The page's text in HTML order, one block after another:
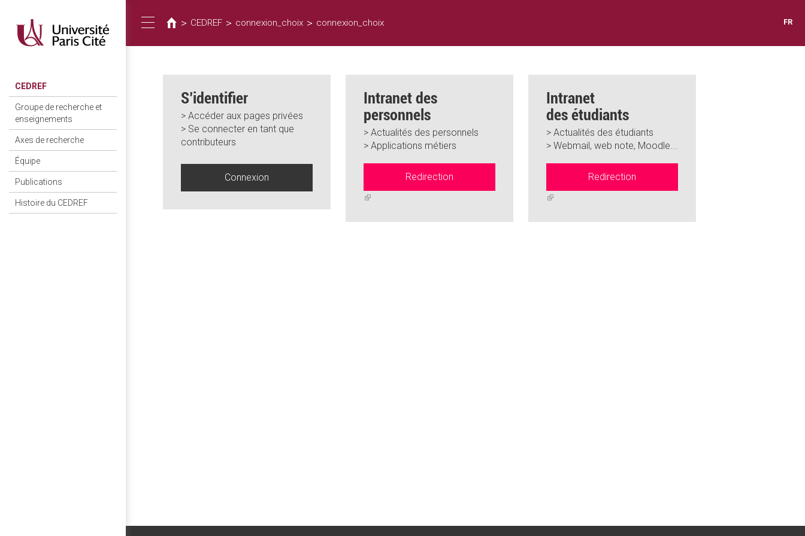
contenu
principal
CEDREF
Groupe de recherche et
enseignements
Axes de recherche
Équipe
Publications
Histoire du CEDREF
Toggle
navigation
êtes
ici
> CEDREF > connexion_choix > connexion_choix FR
S’identifier
> Accéder aux pages privées
> Se connecter en tant que
contributeurs
Connexion
Intranet des
personnels
> Actualités des personnels
> Applications métiers
Redirection
(link
external)
Intranet
des étudiants
> Actualités des étudiants
> Webmail, web note, Moodle...
Redirection
(link
external)